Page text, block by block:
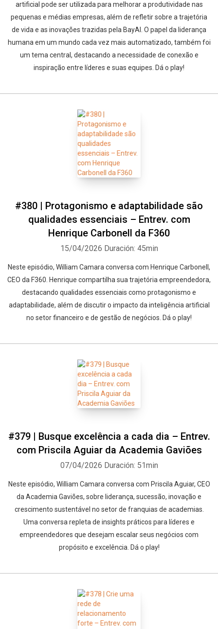
artificial pode ser utilizada para melhorar a produtividade nas
pequenas e médias empresas, além de refletir sobre a trajetória
de vida e as inovações trazidas pela BayAI. O papel da liderança
humana em um mundo cada vez mais automatizado, também foi
um tema central, destacando a necessidade de conexão e
inspiração entre líderes e suas equipes. Dá o play!
#380 | Protagonismo e adaptabilidade são
qualidades essenciais – Entrev. com
Henrique Carbonell da F360
15/04/2026 Duración: 45min
Neste episódio, William Camara conversa com Henrique Carbonell,
CEO da F360. Henrique compartilha sua trajetória empreendedora,
destacando qualidades essenciais como protagonismo e
adaptabilidade, além de discutir o impacto da inteligência artificial
no setor financeiro e de gestão de negócios. Dá o play!
#379 | Busque excelência a cada dia – Entrev.
com Priscila Aguiar da Academia Gaviões
07/04/2026 Duración: 51min
Neste episódio, William Camara conversa com Priscila Aguiar, CEO
da Academia Gaviões, sobre liderança, sucessão, inovação e
crescimento sustentável no setor de franquias de academias.
Uma conversa repleta de insights práticos para líderes e
empreendedores que desejam escalar seus negócios com
propósito e excelência. Dá o play!